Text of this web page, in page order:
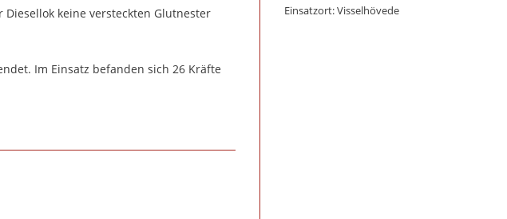
keine versteckten Glutnester
Im Einsatz befanden sich 26 Kräfte
Einsatzort: Visselhövede